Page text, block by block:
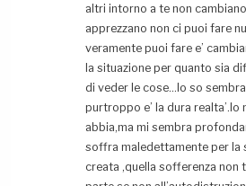
altri intorno a te non
apprezzano non ci puoi fare
veramente puoi fare e’
la situazione per quanto sia
di veder le cose…lo so
purtroppo e’ la dura realta’.Io
abbia,ma mi sembra
soffra maledettamente per la
creata ,quella sofferenza non